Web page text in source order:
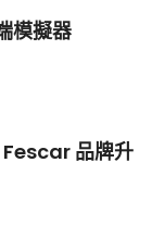
模擬器
Fescar 品牌升